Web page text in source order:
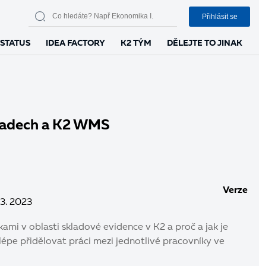
STATUS IDEA FACTORY K2 TÝM DĚLEJTE TO JINAK
Přihlásit se
a K2 WMS
2023
Verze
v oblasti skladové evidence v K2 a proč a jak je
přidělovat práci mezi jednotlivé pracovníky ve